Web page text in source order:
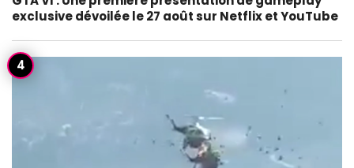
exclusive dévoilée le 27 août sur Netflix et YouTube